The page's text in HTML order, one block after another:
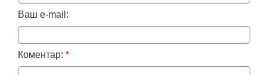
Ваш e-mail:
Коментар: *